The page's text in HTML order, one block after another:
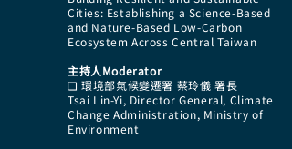
Cities: Establishing a Science-Based
and Nature-Based Low-Carbon
Ecosystem Across Central Taiwan
主持人Moderator
❏ 環境部氣候變遷署 蔡玲儀 署長
Tsai Lin-Yi, Director General, Climate
Change Administration, Ministry of
Environment